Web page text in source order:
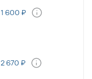
1 600 ₽
2 670 ₽